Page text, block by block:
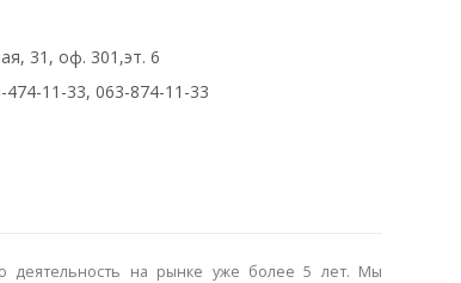
31, оф. 301,эт. 6
11-33, 063-874-11-33
деятельность на рынке уже более 5 лет. Мы